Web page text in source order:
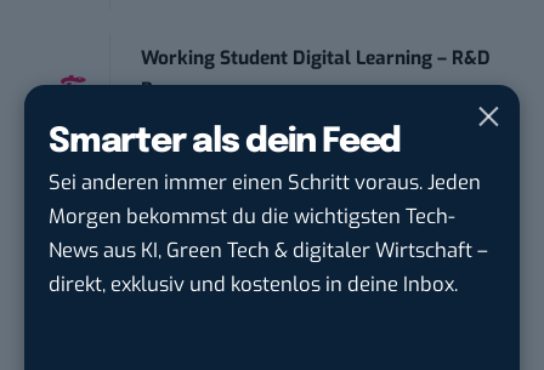
Smarter als dein Feed
Sei anderen immer einen Schritt voraus. Jeden
Morgen bekommst du die wichtigsten Tech-
News aus KI, Green Tech & digitaler Wirtschaft –
direkt, exklusiv und kostenlos in deine Inbox.
Working Student Digital Learning – R&D
Pr...
Contentmanager (m/w/d) in Teilzeit (25-
30 Std.)
TECVIA Media GmbHinMünchen